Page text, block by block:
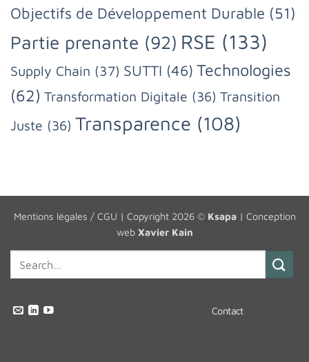
Objectifs de Développement Durable (51)
Partie prenante (92) RSE (133)
Supply Chain (37) SUTTI (46) Technologies
(62) Transformation Digitale (36) Transition
Juste (36) Transparence (108)
Mentions légales / CGU | Copyright 2026 © Ksapa| Conception
web Xavier Kain
Contact